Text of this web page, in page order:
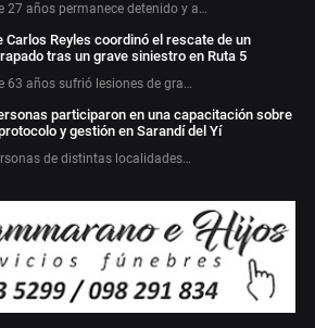
27 años permanece detenido y a…
Carlos Reyles coordinó el rescate de un
tras un grave siniestro en Ruta 5
63 años sufrió lesiones de gra…
participaron en una capacitación sobre
y gestión en Sarandí del Yí
de distintas localidades…